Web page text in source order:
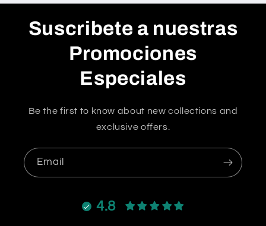
Suscribete a nuestras
Promociones
Especiales
Be the first to know about new collections and
exclusive offers.
Email
4.8